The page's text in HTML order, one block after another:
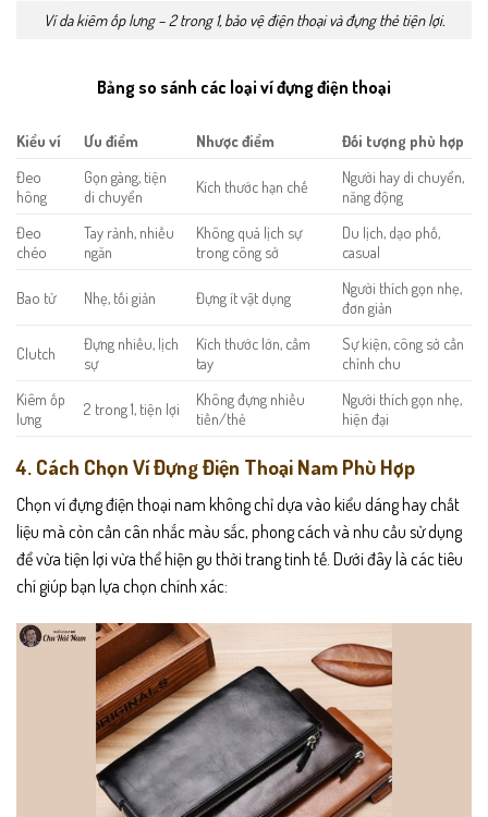
Ví da kiêm ốp lưng – 2 trong 1, bảo vệ điện thoại và đựng thẻ tiện lợi.
Bảng so sánh các loại ví đựng điện thoại
Kiểu ví Ưu điểm Nhược điểm
Đối tượng phù hợp
Đeo
hông
Gọn gàng, tiện
di chuyển
Kích thước hạn chế
Người hay di chuyển,
năng động
Đeo
chéo
Tay rảnh, nhiều
ngăn
Không quá lịch sự
trong công sở
Du lịch, dạo phố,
casual
Bao tử Nhẹ, tối giản Đựng ít vật dụng
Người thích gọn nhẹ,
đơn giản
Clutch
Đựng nhiều, lịch
sự
Kích thước lớn, cầm
tay
Sự kiện, công sở cần
chỉnh chu
Kiêm ốp
lưng
2 trong 1, tiện lợi
Không đựng nhiều
tiền/thẻ
Người thích gọn nhẹ,
hiện đại
4. Cách Chọn Ví Đựng Điện Thoại Nam Phù Hợp
Chọn ví đựng điện thoại nam không chỉ dựa vào kiểu dáng hay chất
liệu mà còn cần cân nhắc màu sắc, phong cách và nhu cầu sử dụng
để vừa tiện lợi vừa thể hiện gu thời trang tinh tế. Dưới đây là các tiêu
chí giúp bạn lựa chọn chính xác: